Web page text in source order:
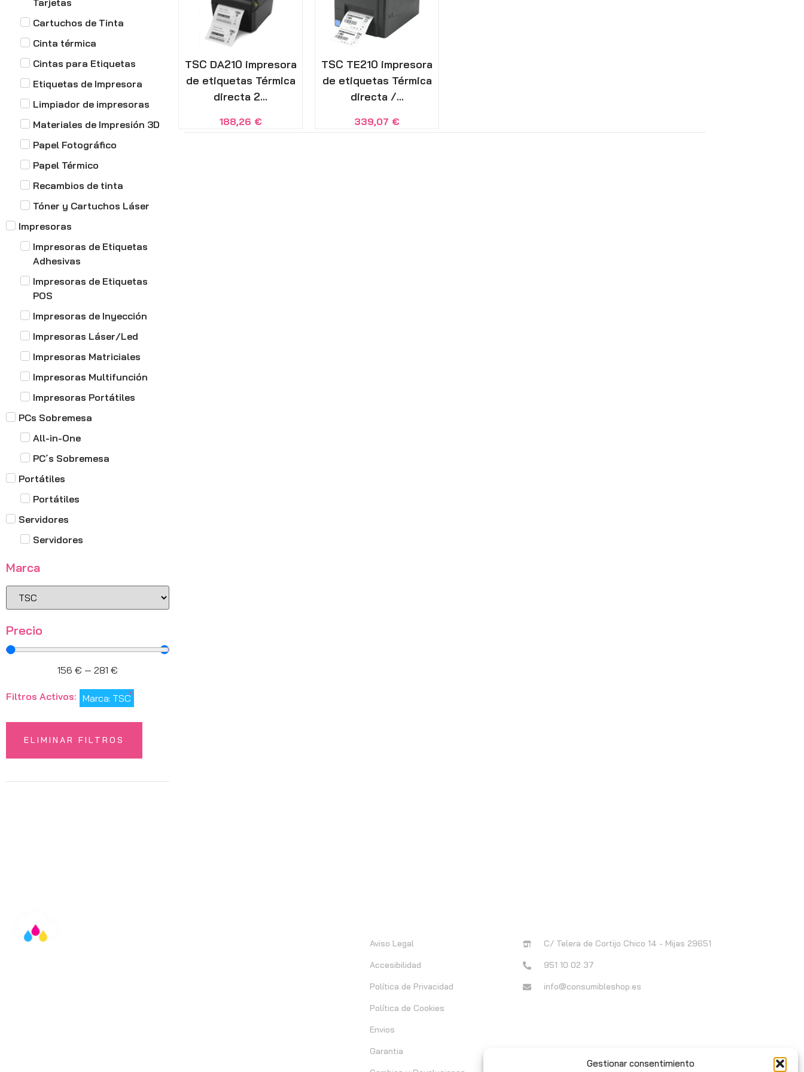
Gestionar consentimiento
Tarjetas
Cartuchos de Tinta
Cinta térmica
Cintas para Etiquetas
Etiquetas de Impresora
Limpiador de impresoras
Materiales de Impresión 3D
Papel Fotográfico
Papel Térmico
Recambios de tinta
Tóner y Cartuchos Láser
Impresoras
Impresoras de Etiquetas
Adhesivas
Impresoras de Etiquetas
POS
Impresoras de Inyección
Impresoras Láser/Led
Impresoras Matriciales
Impresoras Multifunción
Impresoras Portátiles
PCs Sobremesa
All-in-One
PC´s Sobremesa
Portátiles
Portátiles
Servidores
Servidores
Marca
Precio
156 € —281 €
Filtros Activos: Marca: TSC×
ELIMINAR FILTROS
TSC DA210 impresora
de etiquetas Térmica
directa 2...
188,26 €
TSC TE210 impresora
de etiquetas Térmica
directa /...
339,07 €
Aviso Legal
Accesibilidad
Política de Privacidad
Política de Cookies
Envios
Garantia
C/ Telera de Cortijo Chico 14 - Mijas 29651
951 10 02 37
info@consumibleshop.es